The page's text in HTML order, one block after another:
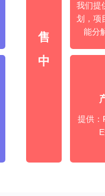
售
中
我们提
划，项
能分
提供：